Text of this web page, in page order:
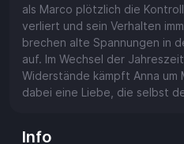
als Marco plötzlich die
verliert und sein Verhalten
brechen alte Spannungen in
auf. Im Wechsel der
Widerstände kämpft Anna um
dabei eine Liebe, die selbst
Info